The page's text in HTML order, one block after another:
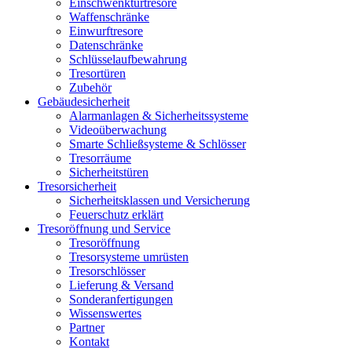
Einschwenktürtresore
Waffenschränke
Einwurftresore
Datenschränke
Schlüsselaufbewahrung
Tresortüren
Zubehör
Gebäudesicherheit
Alarmanlagen & Sicherheitssysteme
Videoüberwachung
Smarte Schließsysteme & Schlösser
Tresorräume
Sicherheitstüren
Tresorsicherheit
Sicherheitsklassen und Versicherung
Feuerschutz erklärt
Tresoröffnung und Service
Tresoröffnung
Tresorsysteme umrüsten
Tresorschlösser
Lieferung & Versand
Sonderanfertigungen
Wissenswertes
Partner
Kontakt